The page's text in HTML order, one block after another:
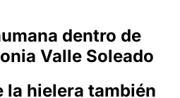
dentro de
Valle Soleado
la hielera también